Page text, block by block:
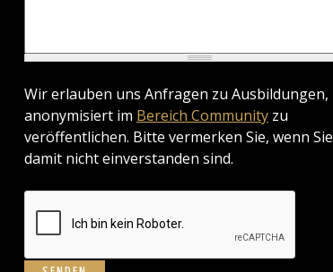
Wir erlauben uns Anfragen zu Ausbildungen,
anonymisiert im Bereich Communityzu
veröffentlichen. Bitte vermerken Sie, wenn Sie
damit nicht einverstanden sind.